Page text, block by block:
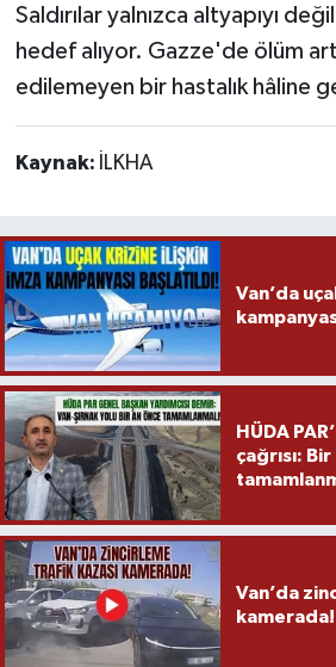
Saldırılar yalnızca altyapıyı
hedef alıyor. Gazze'de ölüm
edilemeyen bir hastalık hâline
Kaynak: İLKHA
Van’da
HÜDA
çağrısı:
Van’da
kamerada!